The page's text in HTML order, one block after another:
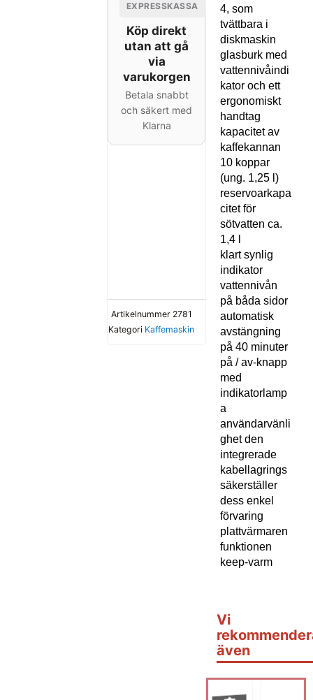
EXPRESSKASSA
Köp direkt
utan att gå
via
varukorgen
Betala snabbt
och säkert med
Klarna
Artikelnummer 2781
Kategori Kaffemaskin
4, som
tvättbara i
diskmaskin
glasburk med
vattennivåindi
kator och ett
ergonomiskt
handtag
kapacitet av
kaffekannan
10 koppar
(ung. 1,25 l)
reservoarkapa
citet för
sötvatten ca.
1,4 l
klart synlig
indikator
vattennivån
på båda sidor
automatisk
avstängning
på 40 minuter
på / av-knapp
med
indikatorlamp
a
användarvänli
ghet den
integrerade
kabellagrings
säkerställer
dess enkel
förvaring
plattvärmaren
funktionen
keep-varm
Vi
även